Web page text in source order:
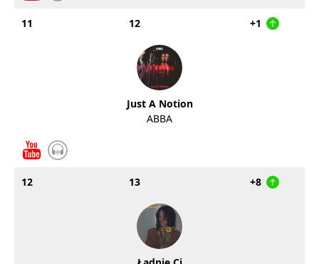
11 12 +1
Just A Notion
ABBA
12 13 +8